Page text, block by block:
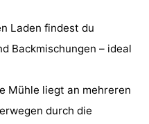
Laden findest du
Backmischungen – ideal
Mühle liegt an mehreren
durch die